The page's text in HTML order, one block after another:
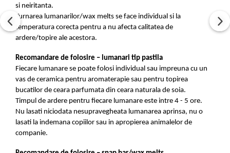
si neiritanta.
Turnarea lumanarilor/wax melts se face individual si la
temperatura corecta pentru a nu afecta calitatea de
ardere/topire ale acestora.
Recomandare de folosire – lumanari tip pastila
Fiecare lumanare se poate folosi individual sau impreuna cu un
vas de ceramica pentru aromaterapie sau pentru topirea
bucatilor de ceara parfumata din ceara naturala de soia.
Timpul de ardere pentru fiecare lumanare este intre 4 - 5 ore.
Nu lasati niciodata nesupravegheata lumanarea aprinsa, nu o
lasati la indemana copiilor sau in apropierea animalelor de
companie.